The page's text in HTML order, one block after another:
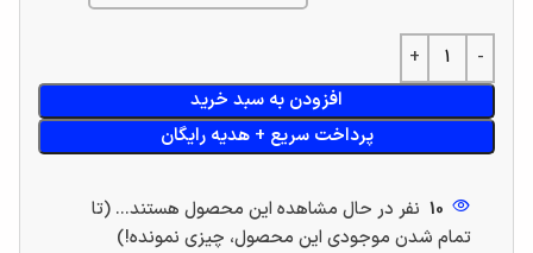
افزودن به سبد خرید
پرداخت سریع + هدیه رایگان
10 نفر در حال مشاهده این محصول هستند... (تا
تمام شدن موجودی این محصول، چیزی نمونده!)